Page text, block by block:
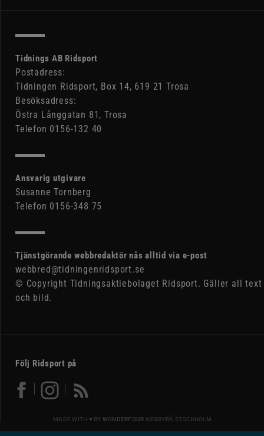
Tidnings AB Ridsport
Postadress:
Tidningen Ridsport, Box 14, 619 21 Trosa
Besöksadress:
Östra Långgatan 81, Trosa
Telefon 0156-132 40
Ansvarig utgivare
Susanne Tornberg
Telefon 0156-348 75
Tjänstgörande webbredaktör nås alltid via e-post
webbred@tidningenridsport.se
© Copyright Tidningsaktiebolaget Ridsport. Gäller all text
och bild.
Följ Ridsport på
MADE WITH ♥ BY WONDERFOUR WEBBYRÅ STOCKHOLM